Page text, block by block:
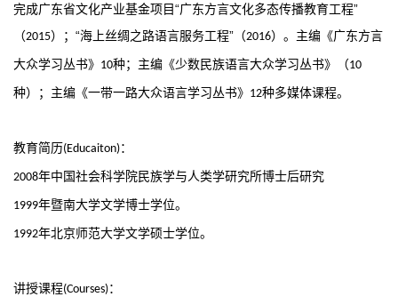
完成广东省文化产业基金项目“广东方言文化多态传播教育工程”
（2015）；“海上丝绸之路语言服务工程”（2016）。主编《广东方言
大众学习丛书》 10种；主编《少数民族语言大众学习丛书》（10
种）；主编《一带一路大众语言学习丛书》 12种多媒体课程。
教育简历(Educaiton)：
2008年中国社会科学院民族学与人类学研究所博士后研究
1999年暨南大学文学博士学位。
1992年北京师范大学文学硕士学位。
讲授课程(Courses)：